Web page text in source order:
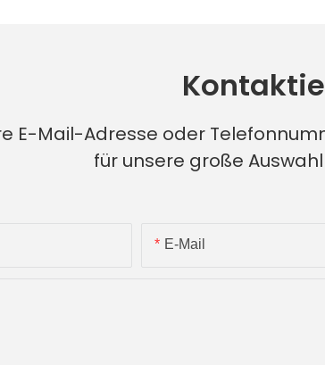
E-Mail-Adresse oder
für unsere große
E-Mail